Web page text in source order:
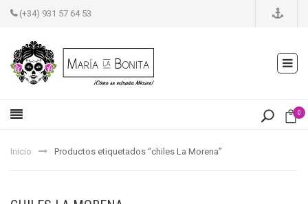
(+34) 931 57 64 53
0
Inicio Productos etiquetados “chiles La Morena”